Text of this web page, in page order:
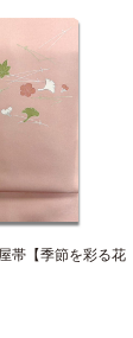
帯【季節を彩る花